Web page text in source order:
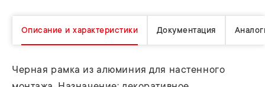
Описание и характеристики Документация
Черная рамка из алюминия для настенного